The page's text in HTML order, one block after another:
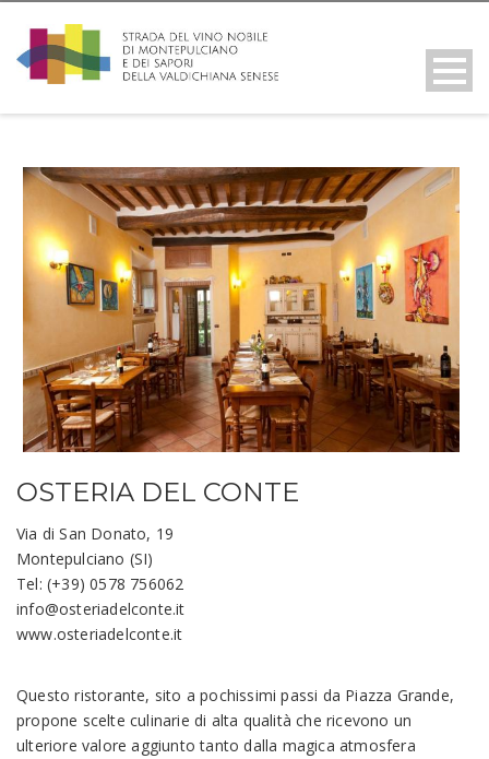
OSTERIA DEL CONTE
Via di San Donato, 19
Montepulciano (SI)
Tel: (+39) 0578 756062
info@osteriadelconte.it
www.osteriadelconte.it
Questo ristorante, sito a pochissimi passi da Piazza Grande,
propone scelte culinarie di alta qualità che ricevono un
ulteriore valore aggiunto tanto dalla magica atmosfera